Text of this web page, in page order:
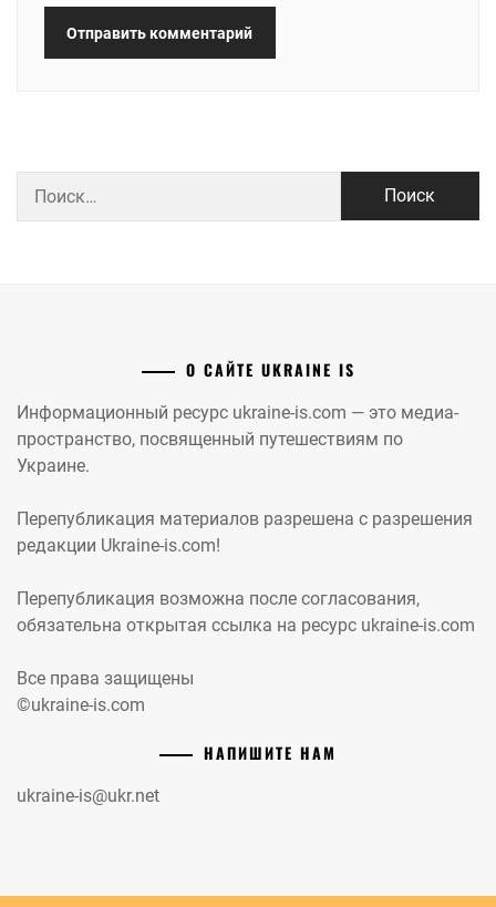
О САЙТЕ UKRAINE IS
Информационный ресурс ukraine-is.com — это медиа-
пространство, посвященный путешествиям по
Украине.
Перепубликация материалов разрешена с разрешения
редакции Ukraine-is.com!
Перепубликация возможна после согласования,
обязательна открытая ссылка на ресурс ukraine-is.com
Все права защищены
©ukraine-is.com
НАПИШИТЕ НАМ
ukraine-is@ukr.net